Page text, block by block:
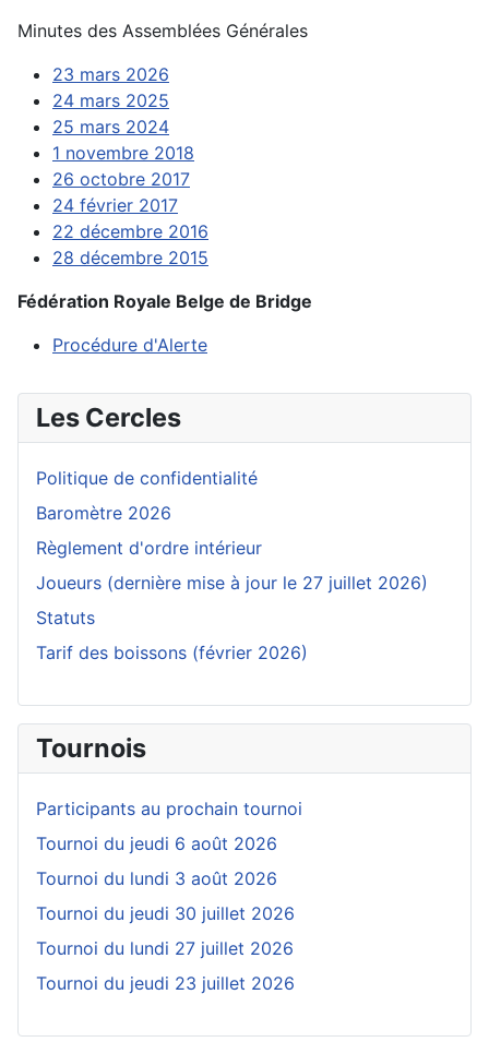
Minutes des Assemblées Générales
23 mars 2026
24 mars 2025
25 mars 2024
1 novembre 2018
26 octobre 2017
24 février 2017
22 décembre 2016
28 décembre 2015
Fédération Royale Belge de Bridge
Procédure d'Alerte
Les Cercles
Politique de confidentialité
Baromètre 2026
Règlement d'ordre intérieur
Joueurs (dernière mise à jour le 27 juillet 2026)
Statuts
Tarif des boissons (février 2026)
Tournois
Participants au prochain tournoi
Tournoi du jeudi 6 août 2026
Tournoi du lundi 3 août 2026
Tournoi du jeudi 30 juillet 2026
Tournoi du lundi 27 juillet 2026
Tournoi du jeudi 23 juillet 2026